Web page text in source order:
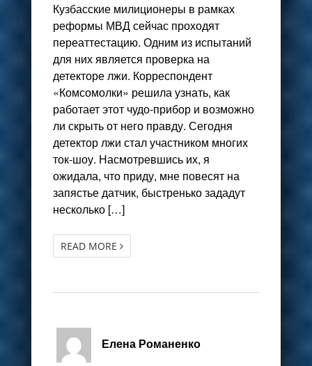
Кузбасские милиционеры в рамках
реформы МВД сейчас проходят
переаттестацию. Одним из испытаний
для них является проверка на
детекторе лжи. Корреспондент
«Комсомолки» решила узнать, как
работает этот чудо-прибор и возможно
ли скрыть от него правду. Сегодня
детектор лжи стал участником многих
ток-шоу. Насмотревшись их, я
ожидала, что приду, мне повесят на
запястье датчик, быстренько зададут
несколько […]
READ MORE
Елена Романенко